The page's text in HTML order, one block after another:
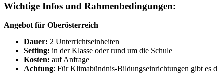
Wichtige Infos und Rahmenbedingungen:
Angebot für Oberösterreich
Dauer: 2 Unterrichtseinheiten
Setting: in der Klasse oder rund um die Schule
Kosten: auf Anfrage
Achtung: Für Klimabündnis-Bildungseinrichtungen gibt es